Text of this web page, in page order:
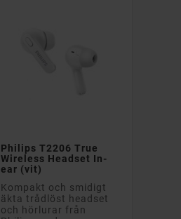
Philips T2206 True
Wireless Headset In-
ear (vit)
Kompakt och smidigt
äkta trådlöst headset
och hörlurar från